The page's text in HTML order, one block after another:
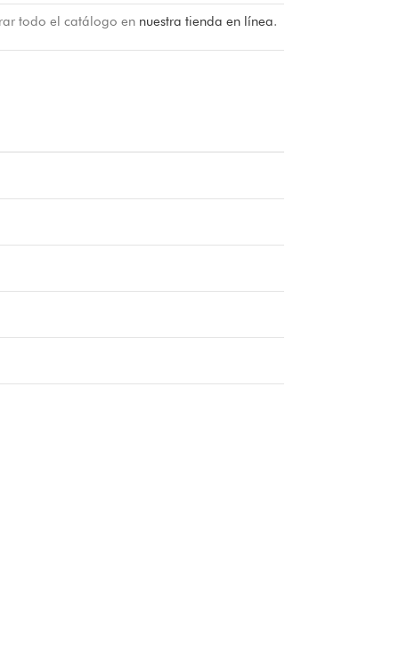
todo el catálogo en nuestra tienda en línea.